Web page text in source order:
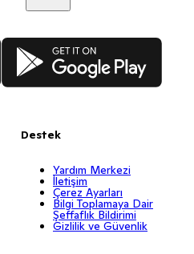
Google Play
Destek
Yardım Merkezi
İletişim
Çerez Ayarları
Bilgi Toplamaya Dair
Şeffaflık Bildirimi
Gizlilik ve Güvenlik